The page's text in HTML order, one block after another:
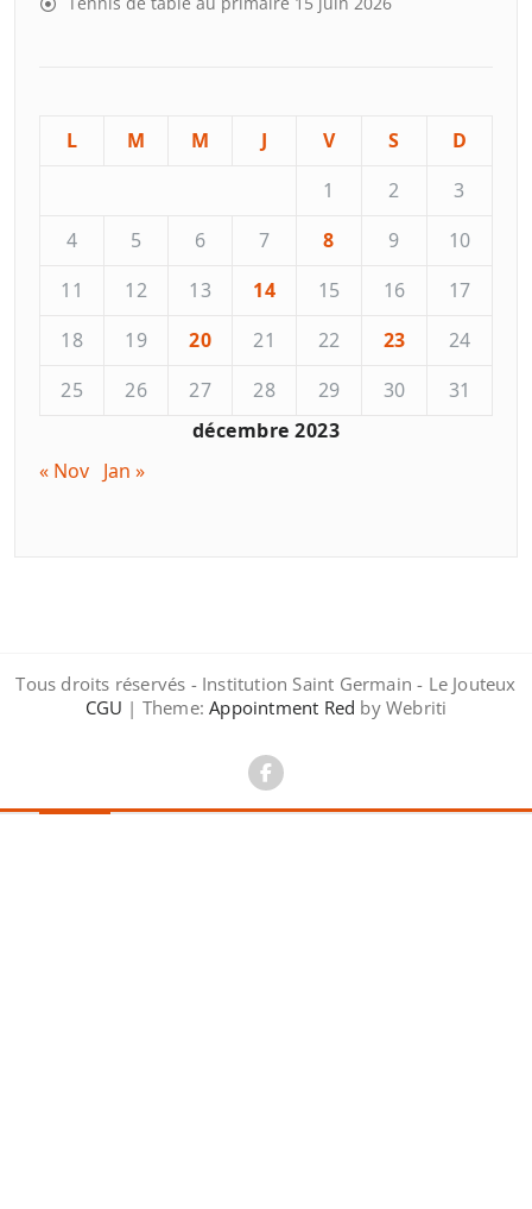
décembre 2023
L M M J V S
D
1
2
3
4
5 6 7 8 9
10
11
12 13 14 15 16
17
18
19 20 21 22 23
24
25
26 27 28 29 30 31
« Nov Jan »
Tous droits réservés - Institution Saint Germain - Le Jouteux
CGU | Theme: Appointment Red by Webriti